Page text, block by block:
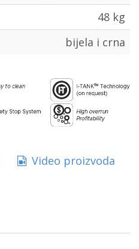
48 kg
bijela i crna
Video proizvoda